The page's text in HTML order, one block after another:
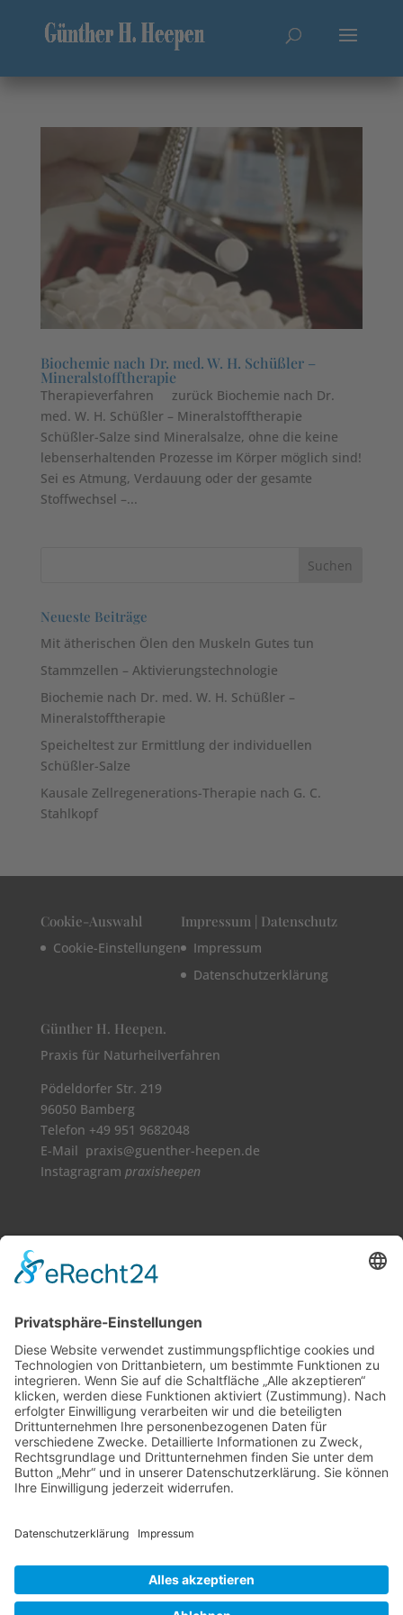
Biochemie nach Dr. med. W. H. Schüßler –
Mineralstofftherapie
Therapieverfahren zurück Biochemie nach Dr.
med. W. H. Schüßler – Mineralstofftherapie
Schüßler-Salze sind Mineralsalze, ohne die keine
lebenserhaltenden Prozesse im Körper möglich sind!
Sei es Atmung, Verdauung oder der gesamte
Stoffwechsel –...
Neueste Beiträge
Mit ätherischen Ölen den Muskeln Gutes tun
Stammzellen – Aktivierungstechnologie
Biochemie nach Dr. med. W. H. Schüßler –
Mineralstofftherapie
Speicheltest zur Ermittlung der individuellen
Schüßler-Salze
Kausale Zellregenerations-Therapie nach G. C.
Stahlkopf
Cookie-Auswahl
Cookie-Einstellungen
Impressum | Datenschutz
Impressum
Datenschutzerklärung
Günther H. Heepen.
Praxis für Naturheilverfahren
Pödeldorfer Str. 219
96050 Bamberg
Telefon +49 951 9682048
E-Mail praxis@guenther-heepen.de
Instagragram praxisheepen
©OpenStreetMap
Vollbild